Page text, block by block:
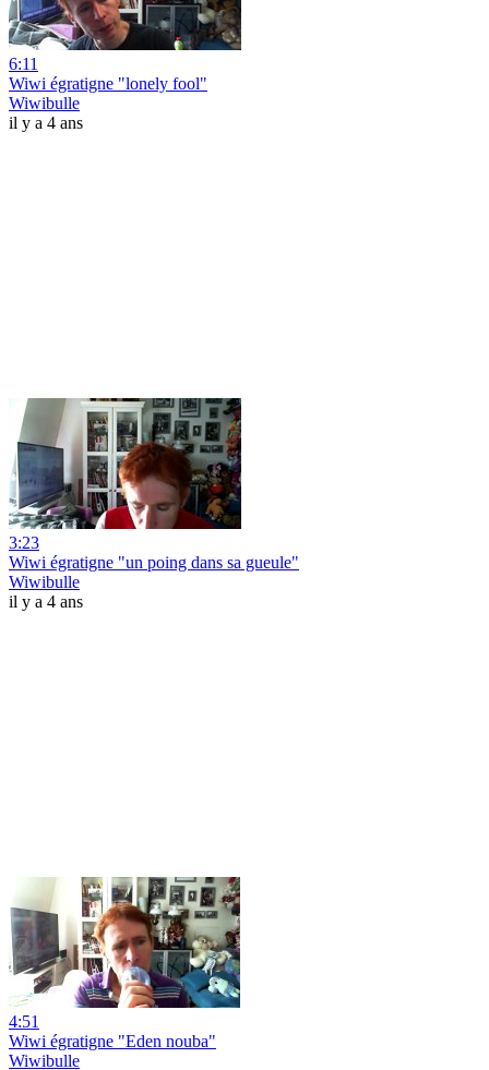
6:11
Wiwi égratigne "lonely fool"
Wiwibulle
il y a 4 ans
3:23
Wiwi égratigne "un poing dans sa gueule"
Wiwibulle
il y a 4 ans
4:51
Wiwi égratigne "Eden nouba"
Wiwibulle